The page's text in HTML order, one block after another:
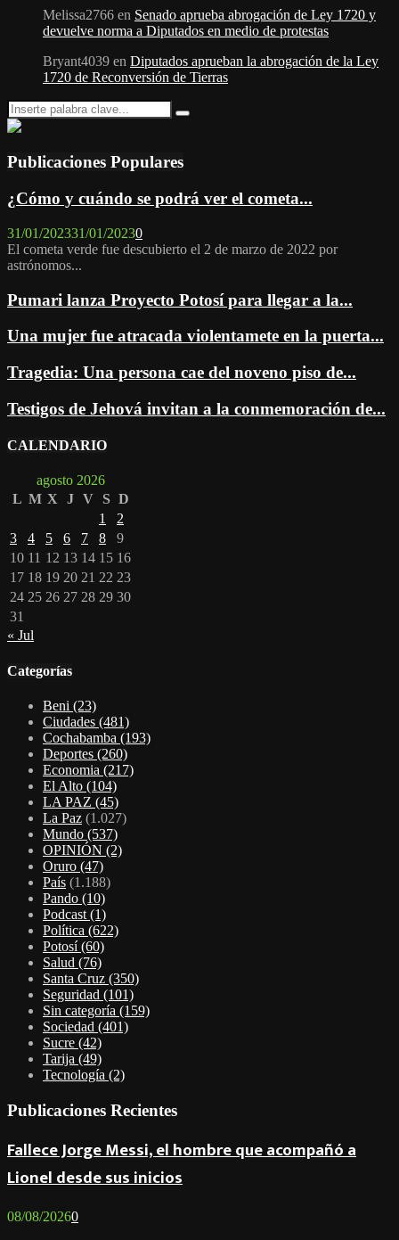
Melissa2766 en Senado aprueba abrogación de Ley 1720 y
devuelve norma a Diputados en medio de protestas
Bryant4039 en Diputados aprueban la abrogación de la Ley
1720 de Reconversión de Tierras
Search
for:
Search
Publicaciones Populares
¿Cómo y cuándo se podrá ver el cometa...
31/01/202331/01/20230
El cometa verde fue descubierto el 2 de marzo de 2022 por
astrónomos...
Pumari lanza Proyecto Potosí para llegar a la...
Una mujer fue atracada violentamete en la puerta...
Tragedia: Una persona cae del noveno piso de...
Testigos de Jehová invitan a la conmemoración de...
CALENDARIO
agosto 2026
L M X J V S D
1
2
3
4 5 6 7 8
9
10 11 12 13 14 15 16
17 18 19 20 21 22 23
24 25 26 27 28 29 30
31
« Jul
Categorías
Beni (23)
Ciudades (481)
Cochabamba (193)
Deportes (260)
Economia (217)
El Alto (104)
LA PAZ (45)
La Paz (1.027)
Mundo (537)
OPINIÓN (2)
Oruro (47)
País (1.188)
Pando (10)
Podcast (1)
Política (622)
Potosí(60)
Salud (76)
Santa Cruz (350)
Seguridad (101)
Sin categoría (159)
Sociedad (401)
Sucre (42)
Tarija (49)
Tecnología (2)
Publicaciones Recientes
Fallece Jorge Messi, el hombre que acompañó a
Lionel desde sus inicios
08/08/20260